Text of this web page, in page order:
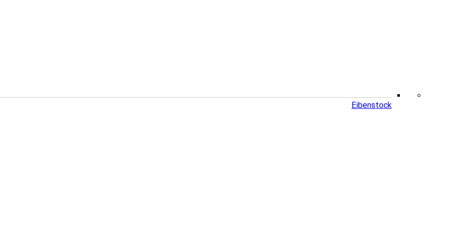
Eibenstock